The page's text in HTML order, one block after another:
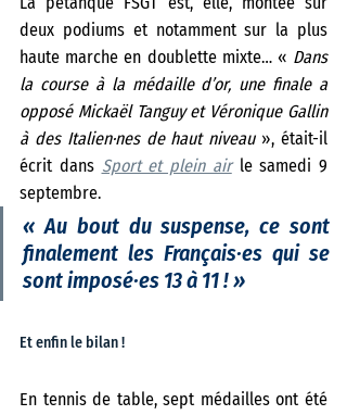
deux podiums et notamment sur la plus
haute marche en doublette mixte… « Dans
la course à la médaille d’or, une finale a
opposé Mickaël Tanguy et Véronique Gallin
à des Italien·nes de haut niveau », était-il
écrit dans Sport et plein air le samedi 9
septembre.
« Au bout du suspense, ce sont
finalement les Français·es qui se
sont imposé·es 13 à 11 ! »
Et enfin le bilan !
En tennis de table, sept médailles ont été